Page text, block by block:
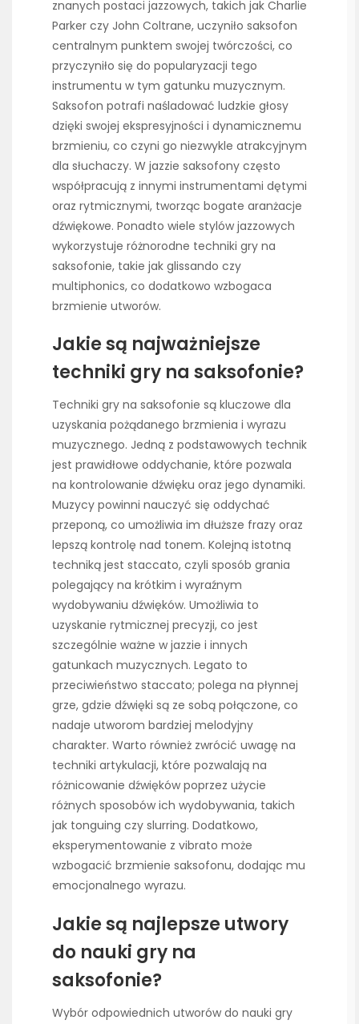
znanych postaci jazzowych, takich jak Charlie
Parker czy John Coltrane, uczyniło saksofon
centralnym punktem swojej twórczości, co
przyczyniło się do popularyzacji tego
instrumentu w tym gatunku muzycznym.
Saksofon potrafi naśladować ludzkie głosy
dzięki swojej ekspresyjności i dynamicznemu
brzmieniu, co czyni go niezwykle atrakcyjnym
dla słuchaczy. W jazzie saksofony często
współpracują z innymi instrumentami dętymi
oraz rytmicznymi, tworząc bogate aranżacje
dźwiękowe. Ponadto wiele stylów jazzowych
wykorzystuje różnorodne techniki gry na
saksofonie, takie jak glissando czy
multiphonics, co dodatkowo wzbogaca
brzmienie utworów.
Jakie są najważniejsze
techniki gry na saksofonie?
Techniki gry na saksofonie są kluczowe dla
uzyskania pożądanego brzmienia i wyrazu
muzycznego. Jedną z podstawowych technik
jest prawidłowe oddychanie, które pozwala
na kontrolowanie dźwięku oraz jego dynamiki.
Muzycy powinni nauczyć się oddychać
przeponą, co umożliwia im dłuższe frazy oraz
lepszą kontrolę nad tonem. Kolejną istotną
techniką jest staccato, czyli sposób grania
polegający na krótkim i wyraźnym
wydobywaniu dźwięków. Umożliwia to
uzyskanie rytmicznej precyzji, co jest
szczególnie ważne w jazzie i innych
gatunkach muzycznych. Legato to
przeciwieństwo staccato; polega na płynnej
grze, gdzie dźwięki są ze sobą połączone, co
nadaje utworom bardziej melodyjny
charakter. Warto również zwrócić uwagę na
techniki artykulacji, które pozwalają na
różnicowanie dźwięków poprzez użycie
różnych sposobów ich wydobywania, takich
jak tonguing czy slurring. Dodatkowo,
eksperymentowanie z vibrato może
wzbogacić brzmienie saksofonu, dodając mu
emocjonalnego wyrazu.
Jakie są najlepsze utwory
do nauki gry na
saksofonie?
Wybór odpowiednich utworów do nauki gry